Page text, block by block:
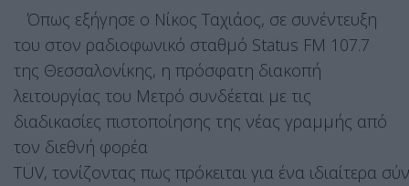
Όπως εξήγησε ο Νίκος Ταχιάος, σε συνέντευξη
του στον ραδιοφωνικό σταθμό Status FM 107.7
της Θεσσαλονίκης, η πρόσφατη διακοπή
λειτουργίας του Μετρό συνδέεται με τις
διαδικασίες πιστοποίησης της νέας γραμμής από
τον διεθνή φορέα
TÜV, τονίζοντας πως πρόκειται για ένα